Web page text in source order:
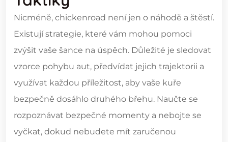
Nicméně, chickenroad není jen o náhodě a štěstí.
Existují strategie, které vám mohou pomoci
zvýšit vaše šance na úspěch. Důležité je sledovat
vzorce pohybu aut, předvídat jejich trajektorii a
využívat každou příležitost, aby vaše kuře
bezpečně dosáhlo druhého břehu. Naučte se
rozpoznávat bezpečné momenty a nebojte se
vyčkat, dokud nebudete mít zaručenou